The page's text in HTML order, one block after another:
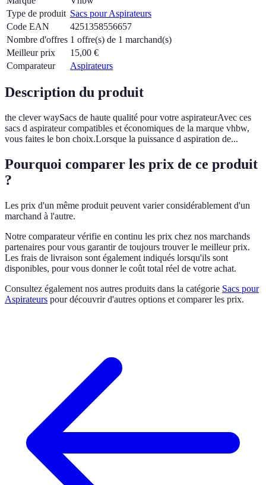
Type de produit Sacs pour Aspirateurs
Code EAN
4251358556657
Nombre d'offres 1 offre(s) de 1 marchand(s)
Meilleur prix
15,00 €
Comparateur
Aspirateurs
Description du produit
the clever waySacs de haute qualité pour votre aspirateurAvec ces
sacs d aspirateur compatibles et économiques de la marque vhbw,
vous faites le bon choix.Lorsque la puissance d aspiration de...
Pourquoi comparer les prix de ce produit
?
Les prix d'un même produit peuvent varier considérablement d'un
marchand à l'autre.
Notre comparateur vérifie en continu les prix chez nos marchands
partenaires pour vous garantir de toujours trouver le meilleur prix.
Les frais de livraison sont également indiqués lorsqu'ils sont
disponibles, pour vous donner le coût total réel de votre achat.
Consultez également nos autres produits dans la catégorie Sacs pour
Aspirateurs pour découvrir d'autres options et comparer les prix.